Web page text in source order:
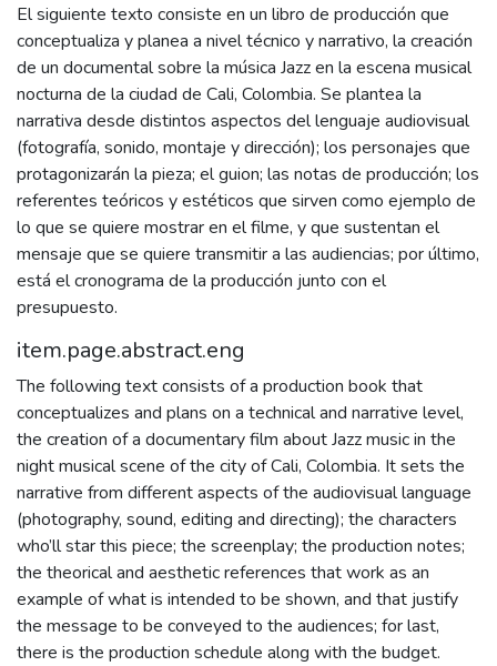
El siguiente texto consiste en un libro de producción que
conceptualiza y planea a nivel técnico y narrativo, la creación
de un documental sobre la música Jazz en la escena musical
nocturna de la ciudad de Cali, Colombia. Se plantea la
narrativa desde distintos aspectos del lenguaje audiovisual
(fotografía, sonido, montaje y dirección); los personajes que
protagonizarán la pieza; el guion; las notas de producción; los
referentes teóricos y estéticos que sirven como ejemplo de
lo que se quiere mostrar en el filme, y que sustentan el
mensaje que se quiere transmitir a las audiencias; por último,
está el cronograma de la producción junto con el
presupuesto.
item.page.abstract.eng
The following text consists of a production book that
conceptualizes and plans on a technical and narrative level,
the creation of a documentary film about Jazz music in the
night musical scene of the city of Cali, Colombia. It sets the
narrative from different aspects of the audiovisual language
(photography, sound, editing and directing); the characters
who’ll star this piece; the screenplay; the production notes;
the theorical and aesthetic references that work as an
example of what is intended to be shown, and that justify
the message to be conveyed to the audiences; for last,
there is the production schedule along with the budget.